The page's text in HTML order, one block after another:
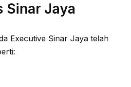
Sinar Jaya
Executive Sinar Jaya telah